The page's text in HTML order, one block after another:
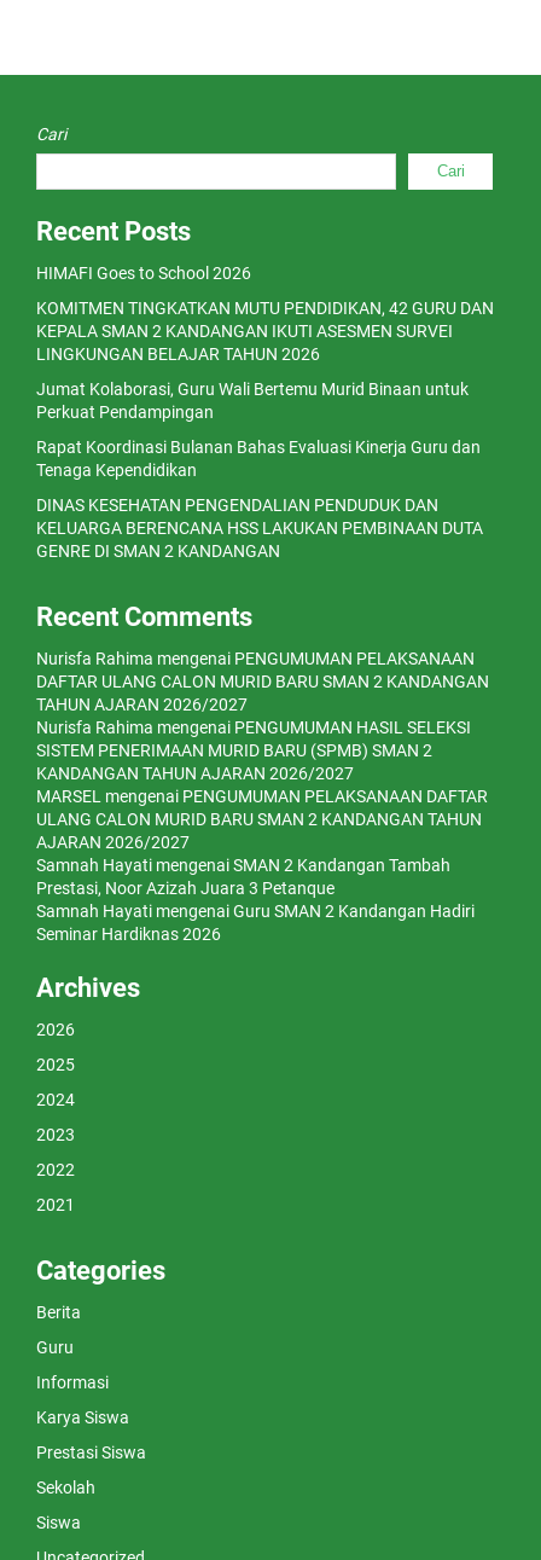
Cari
Cari
Recent Posts
HIMAFI Goes to School 2026
KOMITMEN TINGKATKAN MUTU PENDIDIKAN, 42 GURU DAN
KEPALA SMAN 2 KANDANGAN IKUTI ASESMEN SURVEI
LINGKUNGAN BELAJAR TAHUN 2026
Jumat Kolaborasi, Guru Wali Bertemu Murid Binaan untuk
Perkuat Pendampingan
Rapat Koordinasi Bulanan Bahas Evaluasi Kinerja Guru dan
Tenaga Kependidikan
DINAS KESEHATAN PENGENDALIAN PENDUDUK DAN
KELUARGA BERENCANA HSS LAKUKAN PEMBINAAN DUTA
GENRE DI SMAN 2 KANDANGAN
Recent Comments
Nurisfa Rahima mengenai PENGUMUMAN PELAKSANAAN
DAFTAR ULANG CALON MURID BARU SMAN 2 KANDANGAN
TAHUN AJARAN 2026/2027
Nurisfa Rahima mengenai PENGUMUMAN HASIL SELEKSI
SISTEM PENERIMAAN MURID BARU (SPMB) SMAN 2
KANDANGAN TAHUN AJARAN 2026/2027
MARSEL mengenai PENGUMUMAN PELAKSANAAN DAFTAR
ULANG CALON MURID BARU SMAN 2 KANDANGAN TAHUN
AJARAN 2026/2027
Samnah Hayati mengenaiSMAN 2 Kandangan Tambah
Prestasi, Noor Azizah Juara 3 Petanque
Samnah Hayati mengenaiGuru SMAN 2 Kandangan Hadiri
Seminar Hardiknas 2026
Archives
2026
2025
2024
2023
2022
2021
Categories
Berita
Guru
Informasi
Karya Siswa
Prestasi Siswa
Sekolah
Siswa